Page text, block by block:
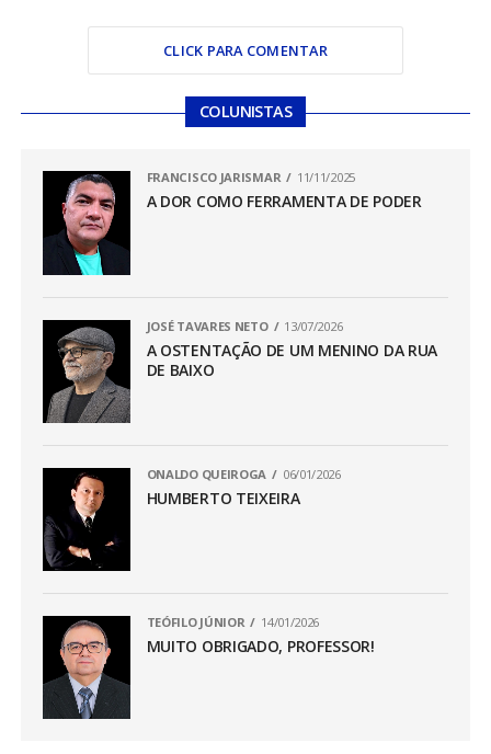
CLICK PARA COMENTAR
COLUNISTAS
FRANCISCO JARISMAR 11/11/2025
A DOR COMO FERRAMENTA DE PODER
JOSÉ TAVARES NETO 13/07/2026
A OSTENTAÇÃO DE UM MENINO DA RUA
DE BAIXO
ONALDO QUEIROGA 06/01/2026
HUMBERTO TEIXEIRA
TEÓFILO JÚNIOR 14/01/2026
MUITO OBRIGADO, PROFESSOR!